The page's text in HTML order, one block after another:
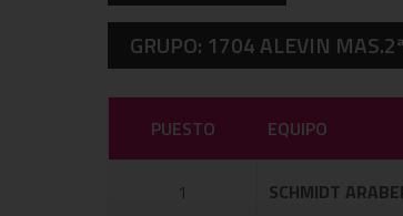
GRUPO: 1704 ALEVIN
PUESTO EQUIPO
1 SCHMIDT